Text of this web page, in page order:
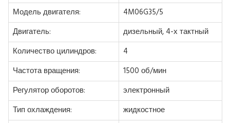
Модель двигателя:
4M06G35/5
Двигатель:
дизельный, 4-х тактный
Количество цилиндров:
4
Частота вращения:
1500 об/мин
Регулятор оборотов:
электронный
Тип охлаждения:
жидкостное